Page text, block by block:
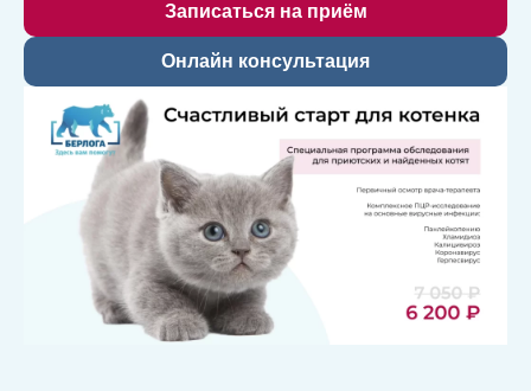
Записаться на приём
Онлайн консультация